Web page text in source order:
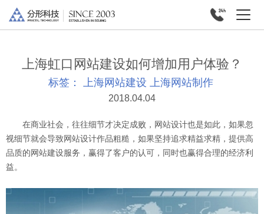
上海虹口网站建设如何增加用户体验？
标签： 上海网站建设 上海网站制作
2018.04.04
在商业社会，往往细节才决定成败，网站设计也是如此，如果忽
视细节就会导致网站设计作品粗糙，如果坚持追求精益求精，提供高
品质的网站建设服务，赢得了客户的认可，同时也赢得合理的经济利
益。